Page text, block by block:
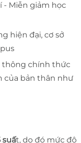
- Miễn giảm học
hiện đại, cơ sở
thông chính thức
của bản thân như
suất, do đó mức độ